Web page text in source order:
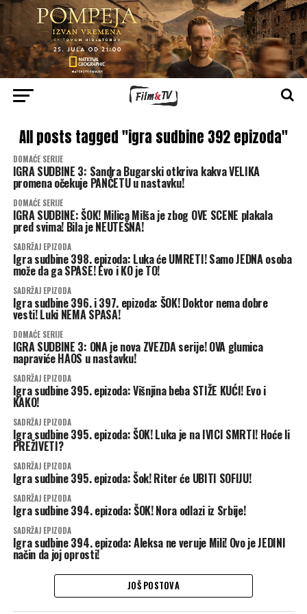
All posts tagged "igra sudbine 392 epizoda"
DOMAĆE SERIJE
IGRA SUDBINE 3: Sandra Bugarski otkriva kakva VELIKA
promena očekuje PANČETU u nastavku!
DOMAĆE SERIJE
IGRA SUDBINE: ŠOK! Milica Milša je zbog OVE SCENE plakala
pred svima! Bila je NEUTEŠNA!
SADRŽAJ EPIZODA
Igra sudbine 398. epizoda: Luka će UMRETI! Samo JEDNA osoba
može da ga SPASE! Evo i KO je TO!
SADRŽAJ EPIZODA
Igra sudbine 396. i 397. epizoda: ŠOK! Doktor nema dobre
vesti! Luki NEMA SPASA!
DOMAĆE SERIJE
IGRA SUDBINE 3: ONA je nova ZVEZDA serije! OVA glumica
napraviće HAOS u nastavku!
SADRŽAJ EPIZODA
Igra sudbine 395. epizoda: Višnjina beba STIŽE KUĆI! Evo i
KAKO!
SADRŽAJ EPIZODA
Igra sudbine 395. epizoda: ŠOK! Luka je na IVICI SMRTI! Hoće li
PREŽIVETI?
SADRŽAJ EPIZODA
Igra sudbine 395. epizoda: Šok! Riter će UBITI SOFIJU!
SADRŽAJ EPIZODA
Igra sudbine 394. epizoda: ŠOK! Nora odlazi iz Srbije!
SADRŽAJ EPIZODA
Igra sudbine 394. epizoda: Aleksa ne veruje Mili! Ovo je JEDINI
način da joj oprosti!
JOŠ POSTOVA